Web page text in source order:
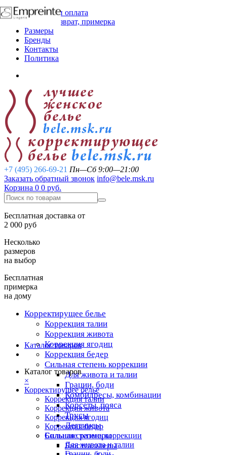
Доставка и оплата
Обмен, возврат, примерка
Размеры
Бренды
Контакты
Политика
+7 (495) 266-69-21 Пн—Сб 9:00—21:00
Заказать обратный звонок info@bele.msk.ru
Корзина 0 0 руб.
Бесплатная доставка от
2 000 руб
Несколько
размеров
на выбор
Бесплатная
примерка
на дому
Корректирущее белье
Коррекция талии
Коррекция живота
Коррекция ягодиц
Коррекция бедер
Сильная степень коррекции
Для живота и талии
Грации, боди
Комбидресы, комбинации
Корсеты, пояса
Трусы
Леггинсы
Большие размеры
Бюстгальтеры
Каталог товаров
Каталог товаров
×
Корректирущее белье
Коррекция талии
Коррекция живота
Коррекция ягодиц
Коррекция бедер
Сильная степень коррекции
Для живота и талии